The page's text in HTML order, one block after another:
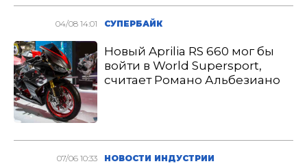
04/08 14:01 СУПЕРБАЙК
Новый Aprilia RS 660 мог бы
войти в World Supersport,
считает Романо Альбезиано
07/06 10:33 НОВОСТИ ИНДУСТРИИ